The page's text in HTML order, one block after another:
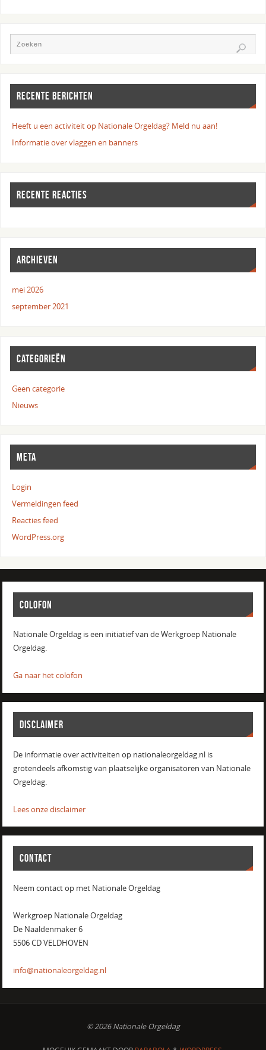
RECENTE BERICHTEN
Heeft u een activiteit op Nationale Orgeldag? Meld nu aan!
Informatie over vlaggen en banners
RECENTE REACTIES
ARCHIEVEN
mei 2026
september 2021
CATEGORIEËN
Geen categorie
Nieuws
META
Login
Vermeldingen feed
Reacties feed
WordPress.org
COLOFON
Nationale Orgeldag is een initiatief van de Werkgroep Nationale
Orgeldag.
Ga naar het colofon
DISCLAIMER
De informatie over activiteiten op nationaleorgeldag.nl is
grotendeels afkomstig van plaatselijke organisatoren van Nationale
Orgeldag.
Lees onze disclaimer
CONTACT
Neem contact op met Nationale Orgeldag
Werkgroep Nationale Orgeldag
De Naaldenmaker 6
5506 CD VELDHOVEN
info@nationaleorgeldag.nl
© 2026 Nationale Orgeldag